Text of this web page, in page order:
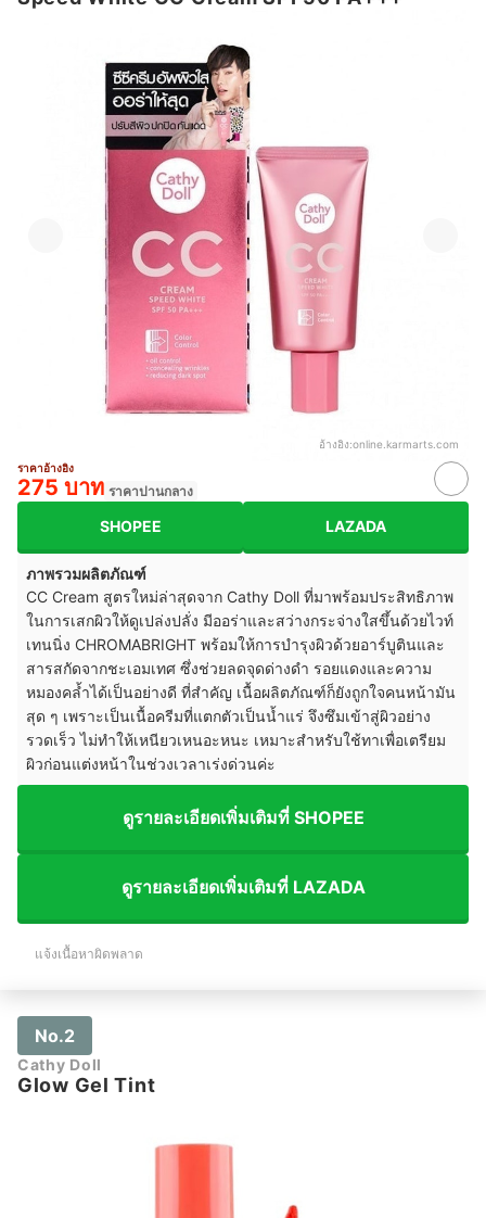
อ้างอิง:online.karmarts.com
ราคาอ้างอิง
275 บาท ราคาปานกลาง
SHOPEE LAZADA
ภาพรวมผลิตภัณฑ์
CC Cream สูตรใหม่ล่าสุดจาก Cathy Doll ที่มาพร้อมประสิทธิภาพ
ในการเสกผิวให้ดูเปล่งปลั่ง มีออร่าและสว่างกระจ่างใสขึ้นด้วยไวท์
เทนนิ่ง CHROMABRIGHT พร้อมให้การบำรุงผิวด้วยอาร์บูตินและ
สารสกัดจากชะเอมเทศ ซึ่งช่วยลดจุดด่างดำ รอยแดงและความ
หมองคล้ำได้เป็นอย่างดี ที่สำคัญ เนื้อผลิตภัณฑ์ก็ยังถูกใจคนหน้ามัน
สุด ๆ เพราะเป็นเนื้อครีมที่แตกตัวเป็นน้ำแร่ จึงซึมเข้าสู่ผิวอย่าง
รวดเร็ว ไม่ทำให้เหนียวเหนอะหนะ เหมาะสำหรับใช้ทาเพื่อเตรียม
ผิวก่อนแต่งหน้าในช่วงเวลาเร่งด่วนค่ะ
ดูรายละเอียดเพิ่มเติมที่ SHOPEE
ดูรายละเอียดเพิ่มเติมที่ LAZADA
แจ้งเนื้อหาผิดพลาด
No.2
Cathy Doll
Glow Gel Tint